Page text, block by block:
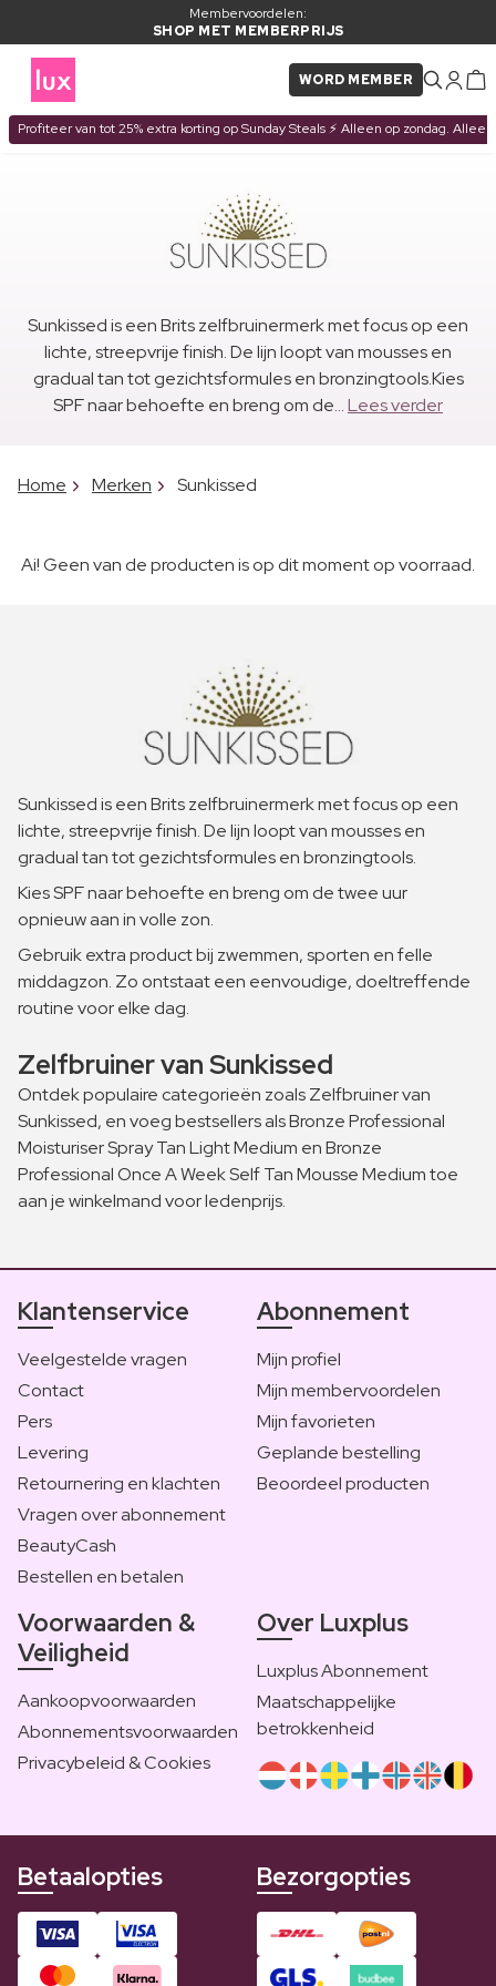
Membervoordelen:
SHOP MET MEMBERPRIJS
WORD MEMBER
Profiteer van tot 25% extra korting op Sunday Steals ⚡ Alleen op zondag.
Sunkissed is een Brits zelfbruinermerk met focus op een
lichte, streepvrije finish. De lijn loopt van mousses en
gradual tan tot gezichtsformules en bronzingtools.Kies
SPF naar behoefte en breng om de...Lees verder
Home Merken Sunkissed
Ai! Geen van de producten is op dit moment op voorraad.
Sunkissed is een Brits zelfbruinermerk met focus op een
lichte, streepvrije finish. De lijn loopt van mousses en
gradual tan tot gezichtsformules en bronzingtools.
Kies SPF naar behoefte en breng om de twee uur
opnieuw aan in volle zon.
Gebruik extra product bij zwemmen, sporten en felle
middagzon. Zo ontstaat een eenvoudige, doeltreffende
routine voor elke dag.
Zelfbruiner van Sunkissed
Ontdek populaire categorieën zoals Zelfbruiner van
Sunkissed, en voeg bestsellers als Bronze Professional
Moisturiser Spray Tan Light Medium en Bronze
Professional Once A Week Self Tan Mousse Medium toe
aan je winkelmand voor ledenprijs.
Klantenservice
Veelgestelde vragen
Contact
Pers
Levering
Retournering en klachten
Vragen over abonnement
BeautyCash
Bestellen en betalen
Abonnement
Mijn profiel
Mijn membervoordelen
Mijn favorieten
Geplande bestelling
Beoordeel producten
Voorwaarden &
Veiligheid
Aankoopvoorwaarden
Abonnementsvoorwaarden
Privacybeleid & Cookies
Over Luxplus
Luxplus Abonnement
Maatschappelijke
betrokkenheid
Betaalopties Bezorgopties